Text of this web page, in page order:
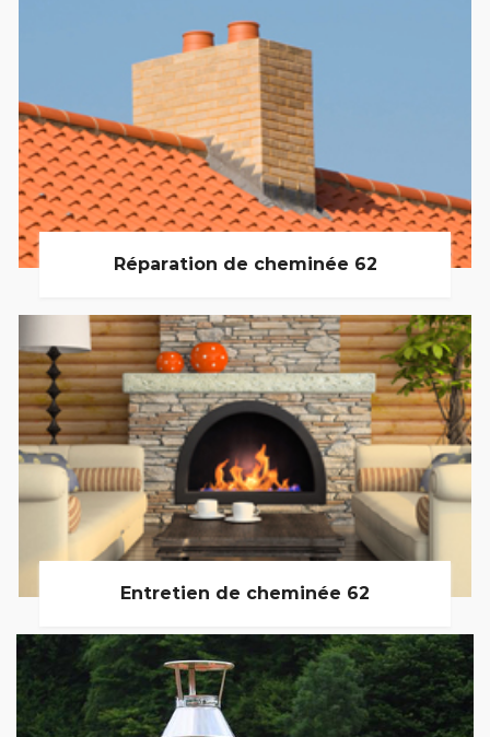
Réparation de cheminée 62
Entretien de cheminée 62